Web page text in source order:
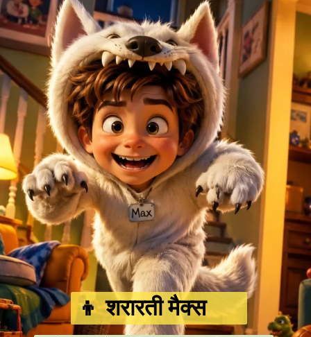
👦 शरारती मैक्स